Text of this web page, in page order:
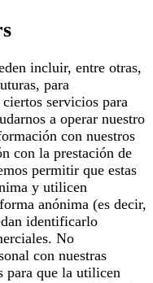
incluir, entre otras,
para
servicios para
a operar nuestro
con nuestros
con la prestación de
permitir que estas
y utilicen
anónima (es decir,
identificarlo
No
con nuestras
para que la utilicen